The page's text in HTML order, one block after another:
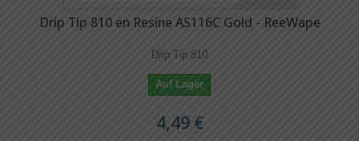
Drip Tip 810 en Resine AS116C Gold - ReeWape
Drip Tip 810
Auf Lager
4,49 €